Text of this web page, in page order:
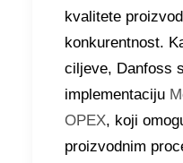
kvalitete
konkurentnost.
ciljeve, Danfoss
implementaciju
OPEX, koji
proizvodnim